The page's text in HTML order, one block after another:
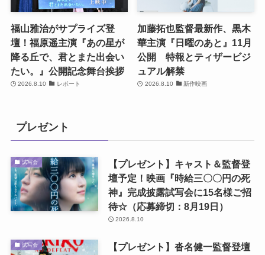
福山雅治がサプライズ登
壇！福原遥主演『あの星が
降る丘で、君とまた出会い
たい。』公開記念舞台挨拶
2026.8.10 レポート
加藤拓也監督最新作、黒木
華主演『日曜のあと』11月
公開 特報とティザービジ
ュアル解禁
2026.8.10 新作映画
プレゼント
試写会
【プレゼント】キャスト＆監督登
壇予定！映画『時給三〇〇円の死
神』完成披露試写会に15名様ご招
待☆（応募締切：8月19日）
2026.8.10
試写会
【プレゼント】沓名健一監督登壇